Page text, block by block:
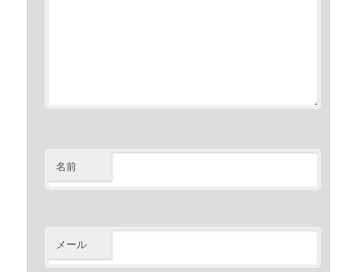
名前
メール